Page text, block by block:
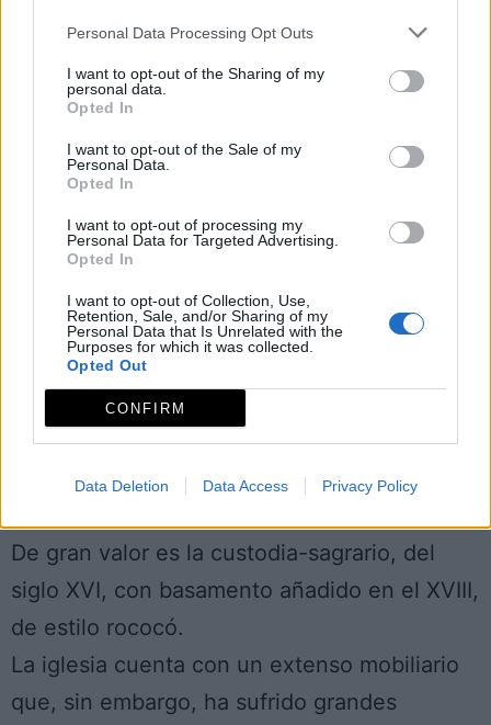
Personal Data Processing Opt Outs
I want to opt-out of the Sharing of my
personal data.
Opted In
I want to opt-out of the Sale of my
Personal Data.
Opted In
I want to opt-out of processing my
Personal Data for Targeted Advertising.
Opted In
I want to opt-out of Collection, Use,
Retention, Sale, and/or Sharing of my
Personal Data that Is Unrelated with the
Purposes for which it was collected.
Opted Out
CONFIRM
Data Deletion Data Access Privacy Policy
Además, resulta exquisito el tratamiento
ornamental a base de hojas de parra,
racimos de uvas, flores, cuadrúpedos y
reptiles.
La portada principal alcanza los 34 metros
de altura, pero existen otras dos portadas: la
del Perdón, orientada al Norte y la del lado
de la Epístola, dispuesta hacia el Sur.
En el interior destaca la excelente
balaustrada pétrea del coro, el púlpito, el
órgano, el tesoro parroquial y la pila
bautismal, singular por estar realizada en
barro cocido y vidriado en tono verdoso, con
De gran valor es la custodia-sagrario, del
siglo XVI, con basamento añadido en el XVIII,
de estilo rococó.
La iglesia cuenta con un extenso mobiliario
que, sin embargo, ha sufrido grandes